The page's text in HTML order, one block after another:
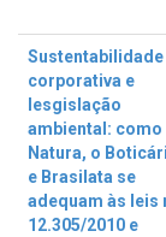
Sustentabilidade
corporativa e
lesgislação
ambiental: como
Natura, o
e Brasilata se
adequam às leis
12.305/2010 e